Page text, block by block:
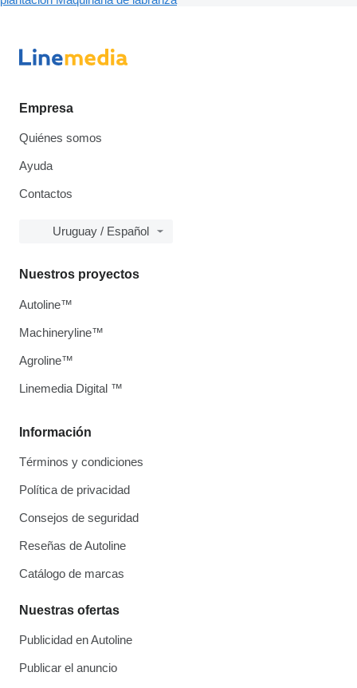
Empresa
Quiénes somos
Ayuda
Contactos
Uruguay / Español
Información
Términos y condiciones
Política de privacidad
Consejos de seguridad
Reseñas de Autoline
Catálogo de marcas
Nuestras ofertas
Publicidad en Autoline
Publicar el anuncio
Nuestros proyectos
Autoline™
Machineryline™
Agroline™
Linemedia Digital ™